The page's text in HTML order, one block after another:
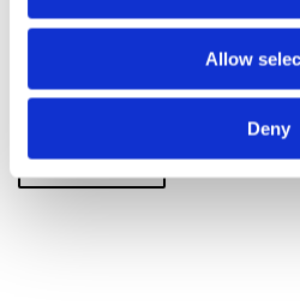
Allow
Deny
Toegestane bestandstypen: jpg,
bestandsgrootte: 4 MB, Max.